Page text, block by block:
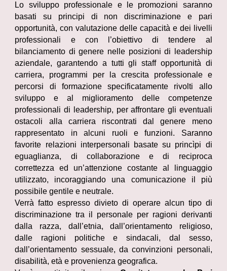
Lo sviluppo professionale e le promozioni saranno
basati su principi di non discriminazione e pari
opportunità, con valutazione delle capacità e dei livelli
professionali e con l’obiettivo di tendere al
bilanciamento di genere nelle posizioni di leadership
aziendale, garantendo a tutti gli staff opportunità di
carriera, programmi per la crescita professionale e
percorsi di formazione specificatamente rivolti allo
sviluppo e al miglioramento delle competenze
professionali di leadership, per affrontare gli eventuali
ostacoli alla carriera riscontrati dal genere meno
rappresentato in alcuni ruoli e funzioni. Saranno
favorite relazioni interpersonali basate su princìpi di
eguaglianza, di collaborazione e di reciproca
correttezza ed un’attenzione costante al linguaggio
utilizzato, incoraggiando una comunicazione il più
possibile gentile e neutrale.
Verrà fatto espresso divieto di operare alcun tipo di
discriminazione tra il personale per ragioni derivanti
dalla razza, dall’etnia, dall’orientamento religioso,
dalle ragioni politiche e sindacali, dal sesso,
dall’orientamento sessuale, da convinzioni personali,
disabilità, età e provenienza geografica.